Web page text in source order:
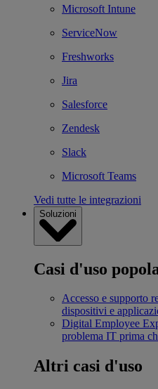
Microsoft Intune
ServiceNow
Freshworks
Jira
Salesforce
Zendesk
Slack
Microsoft Teams
Vedi tutte le integrazioni
Soluzioni
Casi d'uso
Accesso e supporto
dispositivi e
Digital Employee
problema IT prima
Altri casi d'uso